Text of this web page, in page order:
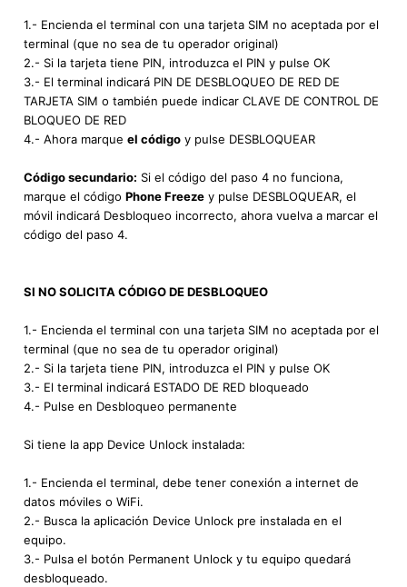
1.- Encienda el terminal con una tarjeta SIM no aceptada por el
terminal (que no sea de tu operador original)
2.- Si la tarjeta tiene PIN, introduzca el PIN y pulse OK
3.- El terminal indicará PIN DE DESBLOQUEO DE RED DE
TARJETA SIM o también puede indicar CLAVE DE CONTROL DE
BLOQUEO DE RED
4.- Ahora marque el código y pulse DESBLOQUEAR
Código secundario: Si el código del paso 4 no funciona,
marque el código Phone Freeze y pulse DESBLOQUEAR, el
móvil indicará Desbloqueo incorrecto, ahora vuelva a marcar el
código del paso 4.
SI NO SOLICITA CÓDIGO DE DESBLOQUEO
1.- Encienda el terminal con una tarjeta SIM no aceptada por el
terminal (que no sea de tu operador original)
2.- Si la tarjeta tiene PIN, introduzca el PIN y pulse OK
3.- El terminal indicará ESTADO DE RED bloqueado
4.- Pulse en Desbloqueo permanente
Si tiene la app Device Unlock instalada:
1.- Encienda el terminal, debe tener conexión a internet de
datos móviles o WiFi.
2.- Busca la aplicación Device Unlock pre instalada en el
equipo.
3.- Pulsa el botón Permanent Unlock y tu equipo quedará
desbloqueado.